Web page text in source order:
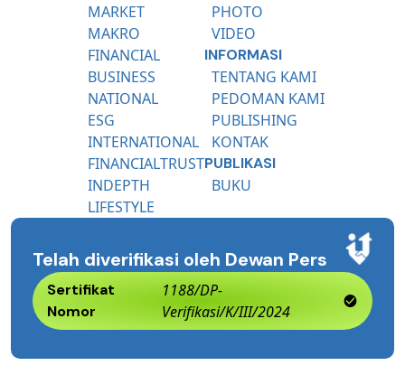
MARKET
MAKRO
FINANCIAL
BUSINESS
NATIONAL
ESG
INTERNATIONAL
FINANCIALTRUST
INDEPTH
LIFESTYLE
PHOTO
VIDEO
INFORMASI
TENTANG KAMI
PEDOMAN KAMI
PUBLISHING
KONTAK
PUBLIKASI
BUKU
Telah diverifikasi oleh Dewan Pers
Sertifikat
Nomor
1188/DP-
Verifikasi/K/III/2024